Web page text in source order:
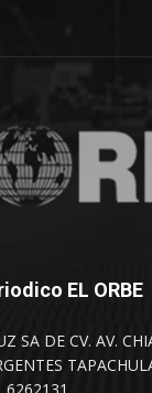
EL ORBE
SA DE CV. AV.